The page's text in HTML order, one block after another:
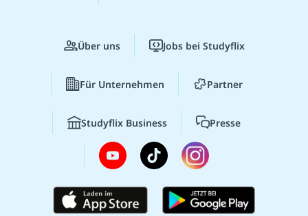
Über uns Jobs bei Studyflix
Für Unternehmen Partner
Studyflix Business Presse